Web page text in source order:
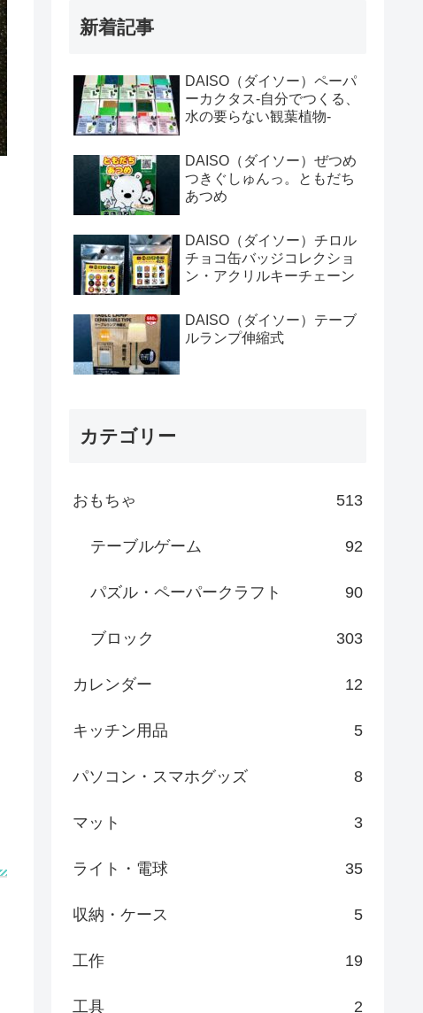
新着記事
DAISO（ダイソー）ペーパ
ーカクタス-自分でつくる、
水の要らない観葉植物-
DAISO（ダイソー）ぜつめ
つきぐしゅんっ。ともだち
あつめ
DAISO（ダイソー）チロル
チョコ缶バッジコレクショ
ン・アクリルキーチェーン
DAISO（ダイソー）テーブ
ルランプ伸縮式
カテゴリー
おもちゃ 513
テーブルゲーム 92
パズル・ペーパークラフト 90
ブロック 303
カレンダー 12
キッチン用品 5
パソコン・スマホグッズ 8
マット 3
ライト・電球 35
収納・ケース 5
工作 19
工具 2